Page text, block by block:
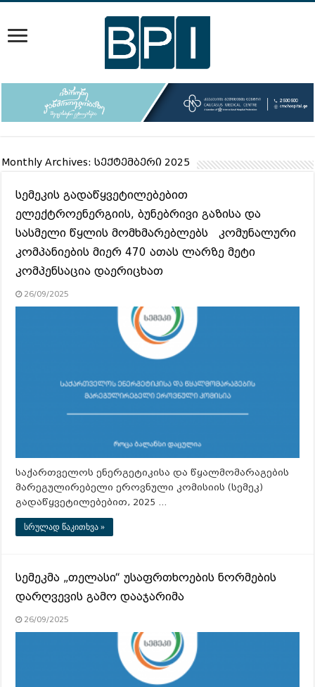
Monthly Archives:სექტემბერი 2025
სემეკის გადაწყვეტილებებით
ელექტროენერგიის, ბუნებრივი გაზისა და
სასმელი წყლის მომხმარებლებს კომუნალური
კომპანიების მიერ 470 ათას ლარზე მეტი
კომპენსაცია დაერიცხათ
26/09/2025
საქართველოს ენერგეტიკისა და წყალმომარაგების
მარეგულირებელი ეროვნული კომისიის (სემეკ)
გადაწყვეტილებებით, 2025 …
სრულად წაკითხვა »
სემეკმა „თელასი“ უსაფრთხოების ნორმების
დარღვევის გამო დააჯარიმა
26/09/2025